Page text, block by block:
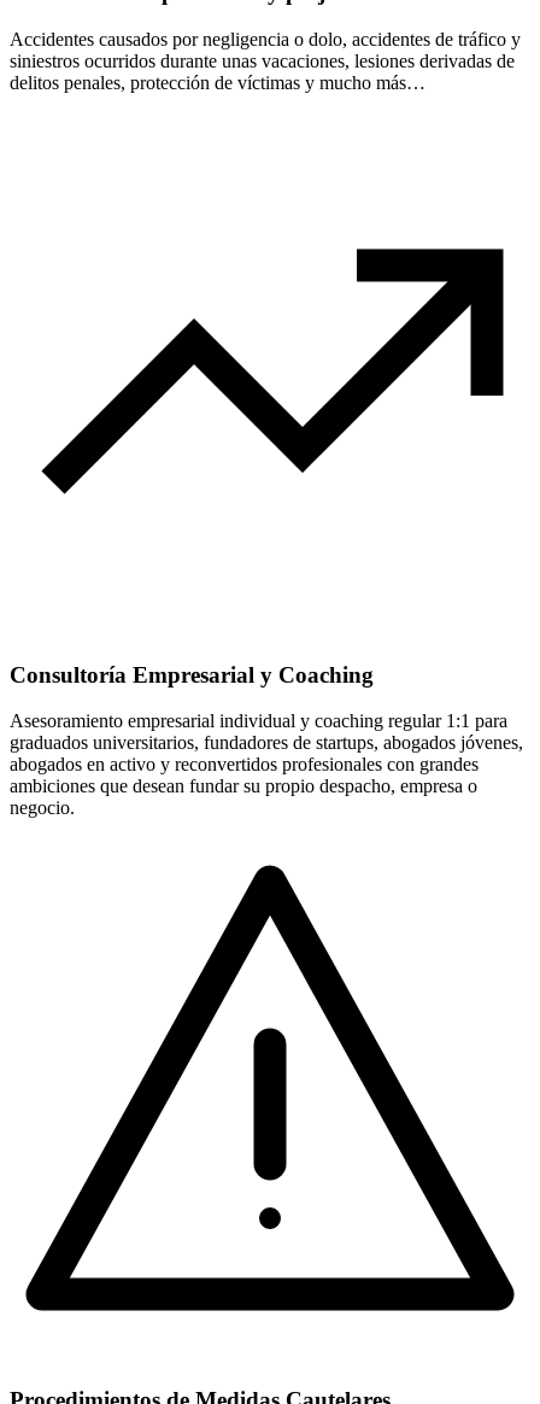
Accidentes causados por negligencia o dolo, accidentes de tráfico y
siniestros ocurridos durante unas vacaciones, lesiones derivadas de
delitos penales, protección de víctimas y mucho más…
Consultoría Empresarial y Coaching
Asesoramiento empresarial individual y coaching regular 1:1 para
graduados universitarios, fundadores de startups, abogados jóvenes,
abogados en activo y reconvertidos profesionales con grandes
ambiciones que desean fundar su propio despacho, empresa o
negocio.